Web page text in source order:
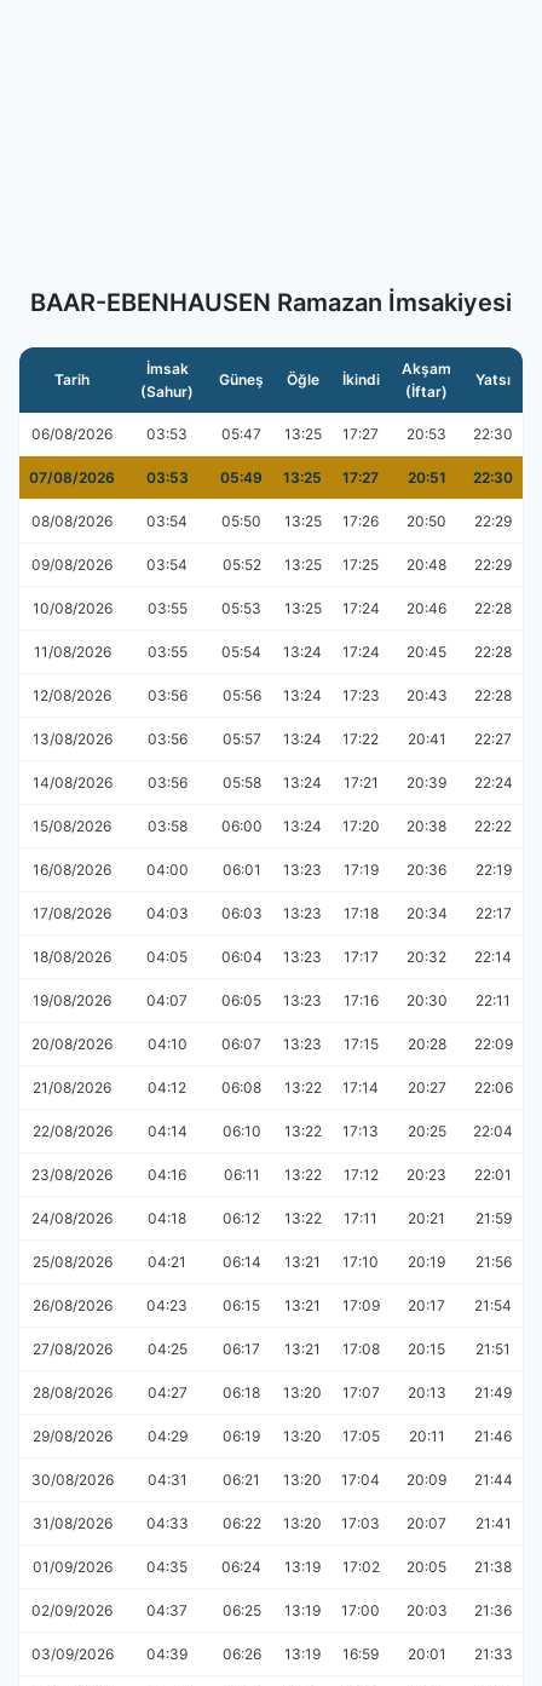
BAAR-EBENHAUSEN Ramazan İmsakiyesi
Tarih
İmsak
(Sahur)
Güneş Öğle İkindi
Akşam
(İftar)
Yatsı
06/08/2026 03:53 05:47 13:25 17:27 20:53 22:30
07/08/2026 03:53 05:49 13:25 17:27 20:51 22:30
08/08/2026 03:54 05:50 13:25 17:26 20:50 22:29
09/08/2026 03:54 05:52 13:25 17:25 20:48 22:29
10/08/2026 03:55 05:53 13:25 17:24 20:46 22:28
11/08/2026 03:55 05:54 13:24 17:24 20:45 22:28
12/08/2026 03:56 05:56 13:24 17:23 20:43 22:28
13/08/2026 03:56 05:57 13:24 17:22 20:41 22:27
14/08/2026 03:56 05:58 13:24 17:21 20:39 22:24
15/08/2026 03:58 06:00 13:24 17:20 20:38 22:22
16/08/2026 04:00 06:01 13:23 17:19 20:36 22:19
17/08/2026 04:03 06:03 13:23 17:18 20:34 22:17
18/08/2026 04:05 06:04 13:23 17:17 20:32 22:14
19/08/2026 04:07 06:05 13:23 17:16 20:30 22:11
20/08/2026 04:10 06:07 13:23 17:15 20:28 22:09
21/08/2026 04:12 06:08 13:22 17:14 20:27 22:06
22/08/2026 04:14 06:10 13:22 17:13 20:25 22:04
23/08/2026 04:16 06:11 13:22 17:12 20:23 22:01
24/08/2026 04:18 06:12 13:22 17:11 20:21 21:59
25/08/2026 04:21 06:14 13:21 17:10 20:19 21:56
26/08/2026 04:23 06:15 13:21 17:09 20:17 21:54
27/08/2026 04:25 06:17 13:21 17:08 20:15 21:51
28/08/2026 04:27 06:18 13:20 17:07 20:13 21:49
29/08/2026 04:29 06:19 13:20 17:05 20:11 21:46
30/08/2026 04:31 06:21 13:20 17:04 20:09 21:44
31/08/2026 04:33 06:22 13:20 17:03 20:07 21:41
01/09/2026 04:35 06:24 13:19 17:02 20:05 21:38
02/09/2026 04:37 06:25 13:19 17:00 20:03 21:36
03/09/2026 04:39 06:26 13:19 16:59 20:01 21:33